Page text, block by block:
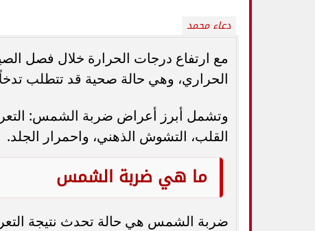
دعاء محمد
مع ارتفاع درجات الحرارة خلال فصل
الحراري، وهي حالة صحية قد تتطلب
وتشمل أبرز أعراض ضربة الشمس:
القلب، التشوش الذهني، واحمرار الجلد.
ما هي ضربة الشمس
ضربة الشمس هي حالة تحدث نتيجة
تورم العقد الليمفاوية لا يعني السرطان.. 7
دراسة تحذر: نوع